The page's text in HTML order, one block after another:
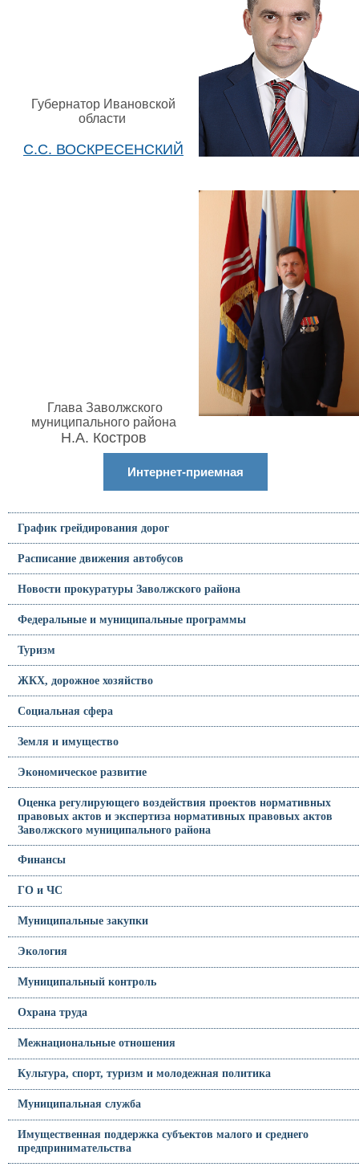
Губернатор Ивановской
области
С.С. ВОСКРЕСЕНСКИЙ
Глава Заволжского
муниципального района
Н.А. Костров
Интернет-приемная
График грейдирования дорог
Расписание движения автобусов
Новости прокуратуры Заволжского района
Федеральные и муниципальные программы
Туризм
ЖКХ, дорожное хозяйство
Социальная сфера
Земля и имущество
Экономическое развитие
Оценка регулирующего воздействия проектов нормативных
правовых актов и экспертиза нормативных правовых актов
Заволжского муниципального района
Финансы
ГО и ЧС
Муниципальные закупки
Экология
Муниципальный контроль
Охрана труда
Межнациональные отношения
Культура, спорт, туризм и молодежная политика
Муниципальная служба
Имущественная поддержка субъектов малого и среднего
предпринимательства